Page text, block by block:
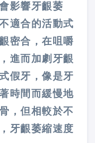
影響牙齦萎
適合的活動式
密合，在咀嚼
進而加劇牙齦
假牙，像是牙
時間而緩慢地
，但相較於不
牙齦萎縮速度